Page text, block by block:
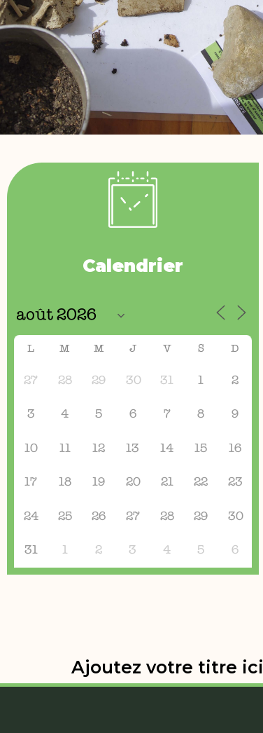
Calendrier
L M M J V S D
27 28 29 30 31 1 2
3 4 5 6 7 8 9
10 11 12 13 14 15 16
17 18 19 20 21 22 23
24 25 26 27 28 29 30
31 1 2 3 4 5 6
Ajoutez votre titre ici